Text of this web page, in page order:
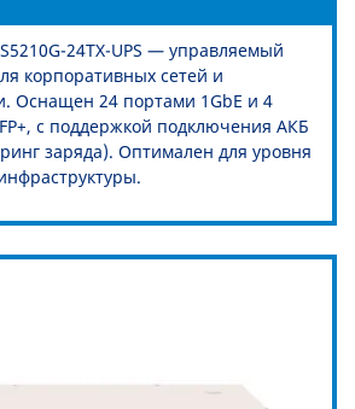
24TX-UPS — управляемый
корпоративных сетей и
Оснащен 24 портами 1GbE и 4
с поддержкой подключения АКБ
заряда). Оптимален для уровня